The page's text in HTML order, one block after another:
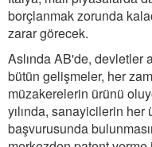
borçlanmak zorunda
zarar görecek.
Aslında AB'de, devletler
bütün gelişmeler, her
müzakerelerin ürünü
yılında, sanayicilerin her
başvurusunda